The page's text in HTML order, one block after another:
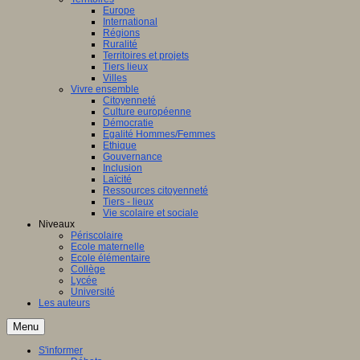
Europe
International
Régions
Ruralité
Territoires et projets
Tiers lieux
Villes
Vivre ensemble
Citoyenneté
Culture européenne
Démocratie
Egalité Hommes/Femmes
Ethique
Gouvernance
Inclusion
Laïcité
Ressources citoyenneté
Tiers - lieux
Vie scolaire et sociale
Niveaux
Périscolaire
Ecole maternelle
Ecole élémentaire
Collège
Lycée
Université
Les auteurs
Menu
S'informer